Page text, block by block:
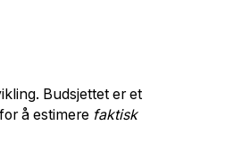
Budsjettet er et
å estimere faktisk